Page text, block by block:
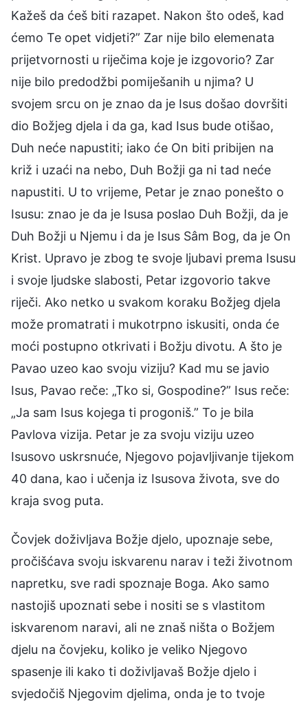
Kažeš da ćeš biti razapet. Nakon što odeš, kad
ćemo Te opet vidjeti?” Zar nije bilo elemenata
prijetvornosti u riječima koje je izgovorio? Zar
nije bilo predodžbi pomiješanih u njima? U
svojem srcu on je znao da je Isus došao dovršiti
dio Božjeg djela i da ga, kad Isus bude otišao,
Duh neće napustiti; iako će On biti pribijen na
križ i uzaći na nebo, Duh Božji ga ni tad neće
napustiti. U to vrijeme, Petar je znao ponešto o
Isusu: znao je da je Isusa poslao Duh Božji, da je
Duh Božji u Njemu i da je Isus Sâm Bog, da je On
Krist. Upravo je zbog te svoje ljubavi prema Isusu
i svoje ljudske slabosti, Petar izgovorio takve
riječi. Ako netko u svakom koraku Božjeg djela
može promatrati i mukotrpno iskusiti, onda će
moći postupno otkrivati i Božju divotu. A što je
Pavao uzeo kao svoju viziju? Kad mu se javio
Isus, Pavao reče: „Tko si, Gospodine?” Isus reče:
„Ja sam Isus kojega ti progoniš.” To je bila
Pavlova vizija. Petar je za svoju viziju uzeo
Isusovo uskrsnuće, Njegovo pojavljivanje tijekom
40 dana, kao i učenja iz Isusova života, sve do
kraja svog puta.
Čovjek doživljava Božje djelo, upoznaje sebe,
pročišćava svoju iskvarenu narav i teži životnom
napretku, sve radi spoznaje Boga. Ako samo
nastojiš upoznati sebe i nositi se s vlastitom
iskvarenom naravi, ali ne znaš ništa o Božjem
djelu na čovjeku, koliko je veliko Njegovo
spasenje ili kako ti doživljavaš Božje djelo i
svjedočiš Njegovim djelima, onda je to tvoje